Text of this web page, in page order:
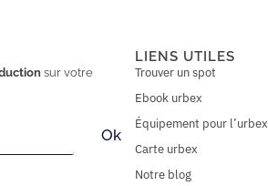
sur votre
Ok
LIENS UTILES
Trouver un spot
Ebook urbex
Équipement pour l’urbex
Carte urbex
Notre blog